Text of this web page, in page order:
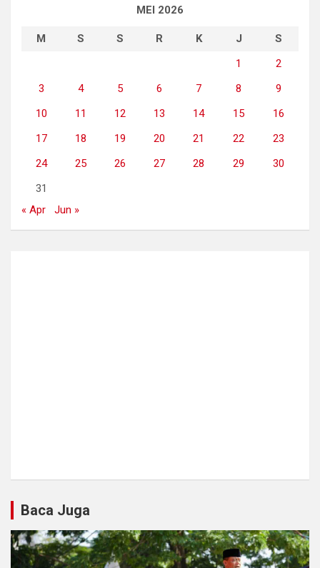
MEI 2026
M S S R K J
S
1
2
3
4 5 6 7 8
9
10
11 12 13 14 15
16
17
18 19 20 21 22
23
24
25 26 27 28 29
30
31
« Apr
Jun »
Baca Juga